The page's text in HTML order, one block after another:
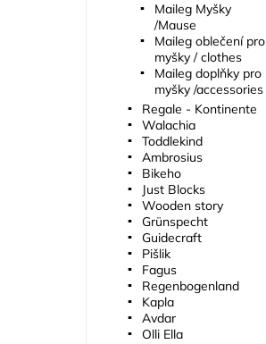
Maileg Myšky
/Mause
Maileg oblečení pro
myšky / clothes
Maileg doplňky pro
myšky /accessories
Regale - Kontinente
Walachia
Toddlekind
Ambrosius
Bikeho
Just Blocks
Wooden story
Grünspecht
Guidecraft
Pišlik
Fagus
Regenbogenland
Kapla
Avdar
Olli Ella